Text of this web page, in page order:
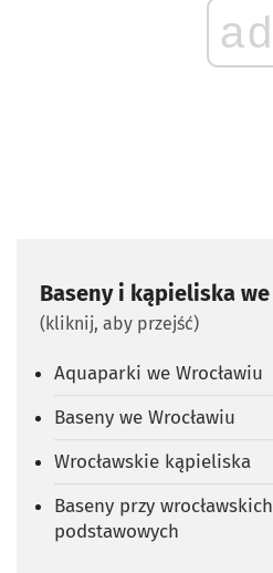
ad
Baseny i kąpieliska we
(kliknij, aby przejść)
Aquaparki we Wrocławiu
Baseny we Wrocławiu
Wrocławskie kąpieliska
Baseny przy
podstawowych